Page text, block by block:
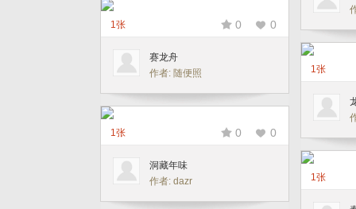
1张
0 0
赛龙舟
作者: 随便照
1张
1张
0 0
洞藏年味
作者: dazr
1张